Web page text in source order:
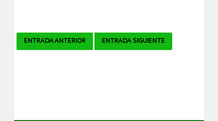
Navegador
ENTRADA ANTERIOR ENTRADA SIGUIENTE